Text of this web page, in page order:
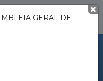
GERAL DE